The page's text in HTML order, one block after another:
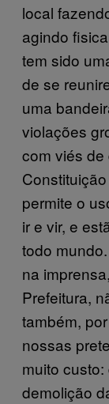
local
agindo
tem sido
de se
uma
violações
com viés de
permite o
ir e vir, e
todo
na
Prefeitura,
também,
nossas
muito
demolição